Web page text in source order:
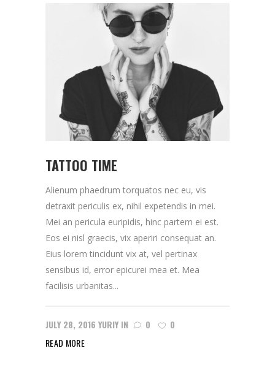
TATTOO TIME
Alienum phaedrum torquatos nec eu, vis
detraxit periculis ex, nihil expetendis in mei.
Mei an pericula euripidis, hinc partem ei est.
Eos ei nisl graecis, vix aperiri consequat an.
Eius lorem tincidunt vix at, vel pertinax
sensibus id, error epicurei mea et. Mea
facilisis urbanitas...
JULY 28, 2016 YURIY IN 0
0
READ MORE